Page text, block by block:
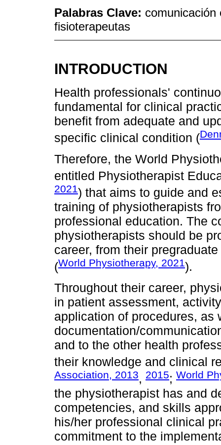
Palabras Clave: comunicación
fisioterapeutas
INTRODUCTION
Health professionals'
fundamental for clinical
benefit from adequate and
specific clinical condition (
Therefore, the World
entitled Physiotherapist
2021) that aims to guide and
training of physiotherapists
professional education. The
physiotherapists should be
career, from their
(World Physiotherapy, 2021).
Throughout their career,
in patient assessment,
application of procedures, as
documentation/
and to the other health
their knowledge and clinical
Association, 2013, 2015; World
the physiotherapist has and
competencies, and skills
his/her professional clinical
commitment to the